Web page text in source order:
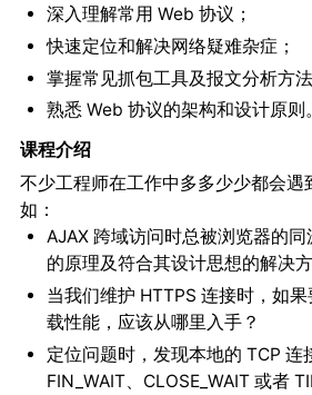
深入理解常用 Web 协议；
快速定位和解决网络疑难杂症；
掌握常见抓包工具及报文分析方法
熟悉 Web 协议的架构和设计原则。
课程介绍
不少工程师在工作中多多少少都会遇
如：
AJAX 跨域访问时总被浏览器的
的原理及符合其设计思想的解决
当我们维护 HTTPS 连接时，如
载性能，应该从哪里入手？
定位问题时，发现本地的 TCP 连
FIN_WAIT、CLOSE_WAIT 或者